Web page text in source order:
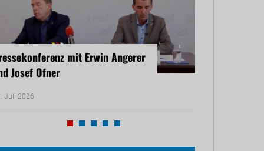
mit Erwin Angerer
Josef Ofner
Juli 2026
Michael Reiner